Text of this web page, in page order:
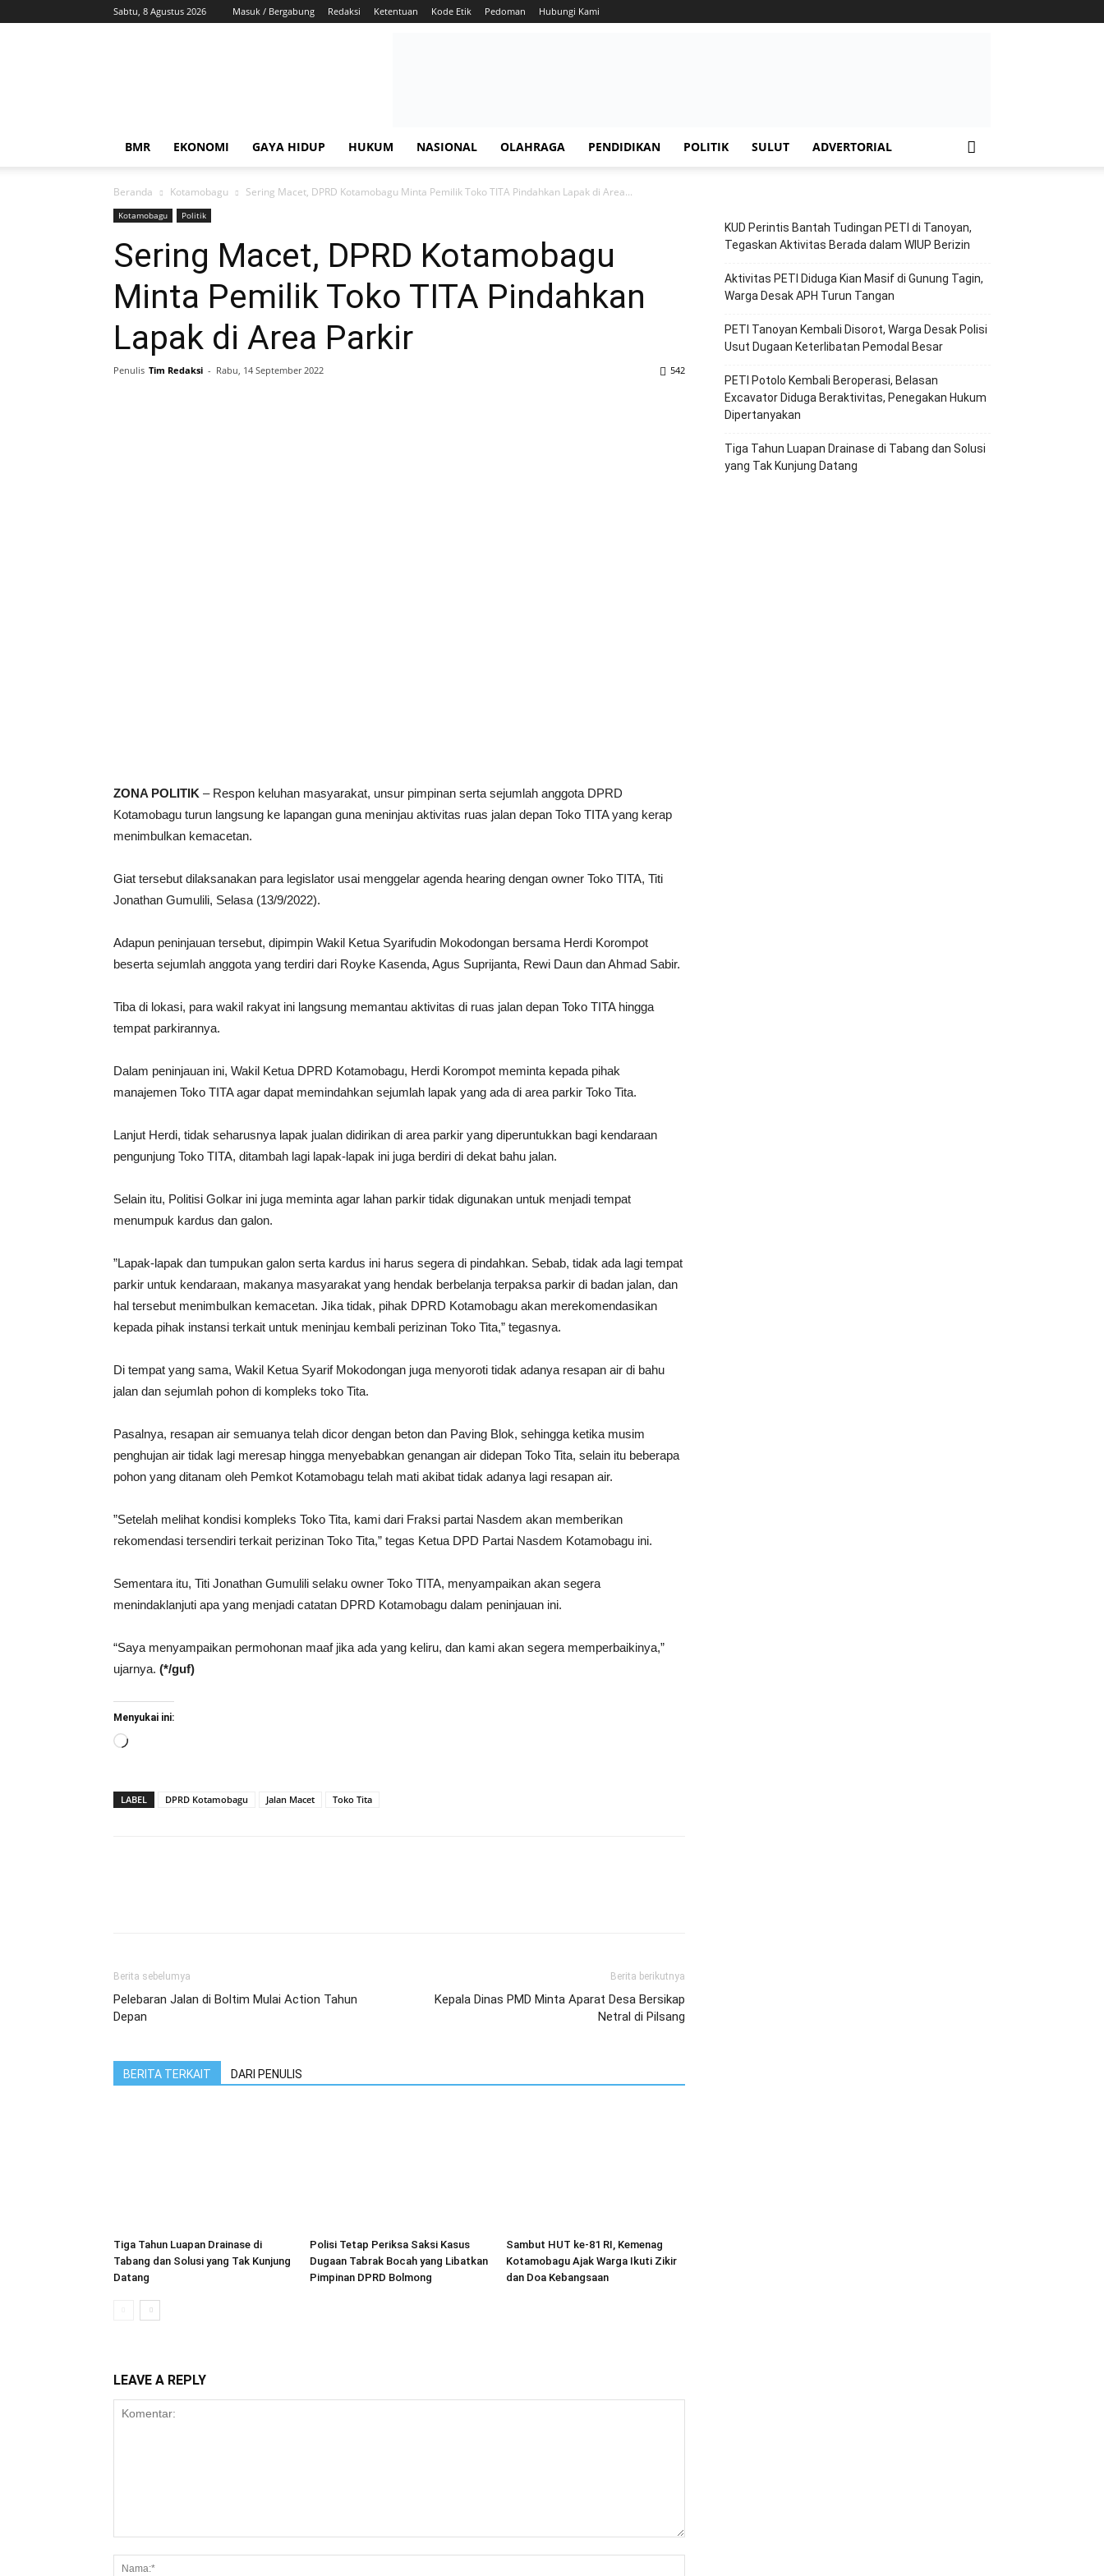
Sabtu, 8 Agustus 2026 Masuk / Bergabung Redaksi Ketentuan Kode Etik Pedoman Hubungi Kami
BMR EKONOMI GAYA HIDUP HUKUM NASIONAL OLAHRAGA PENDIDIKAN POLITIK SULUT ADVERTORIAL
Beranda Kotamobagu Sering Macet, DPRD Kotamobagu Minta Pemilik Toko TITA Pindahkan Lapak di Area...
Kotamobagu Politik
Sering Macet, DPRD Kotamobagu
Minta Pemilik Toko TITA Pindahkan
Lapak di Area Parkir
Penulis Tim Redaksi - Rabu, 14 September 2022 542
ZONA POLITIK – Respon keluhan masyarakat, unsur pimpinan serta sejumlah anggota DPRD
Kotamobagu turun langsung ke lapangan guna meninjau aktivitas ruas jalan depan Toko TITA yang kerap
menimbulkan kemacetan.
Giat tersebut dilaksanakan para legislator usai menggelar agenda hearing dengan owner Toko TITA, Titi
Jonathan Gumulili, Selasa (13/9/2022).
Adapun peninjauan tersebut, dipimpin Wakil Ketua Syarifudin Mokodongan bersama Herdi Korompot
beserta sejumlah anggota yang terdiri dari Royke Kasenda, Agus Suprijanta, Rewi Daun dan Ahmad Sabir.
Tiba di lokasi, para wakil rakyat ini langsung memantau aktivitas di ruas jalan depan Toko TITA hingga
tempat parkirannya.
Dalam peninjauan ini, Wakil Ketua DPRD Kotamobagu, Herdi Korompot meminta kepada pihak
manajemen Toko TITA agar dapat memindahkan sejumlah lapak yang ada di area parkir Toko Tita.
Lanjut Herdi, tidak seharusnya lapak jualan didirikan di area parkir yang diperuntukkan bagi kendaraan
pengunjung Toko TITA, ditambah lagi lapak-lapak ini juga berdiri di dekat bahu jalan.
Selain itu, Politisi Golkar ini juga meminta agar lahan parkir tidak digunakan untuk menjadi tempat
menumpuk kardus dan galon.
”Lapak-lapak dan tumpukan galon serta kardus ini harus segera di pindahkan. Sebab, tidak ada lagi tempat
parkir untuk kendaraan, makanya masyarakat yang hendak berbelanja terpaksa parkir di badan jalan, dan
hal tersebut menimbulkan kemacetan. Jika tidak, pihak DPRD Kotamobagu akan merekomendasikan
kepada pihak instansi terkait untuk meninjau kembali perizinan Toko Tita,” tegasnya.
Di tempat yang sama, Wakil Ketua Syarif Mokodongan juga menyoroti tidak adanya resapan air di bahu
jalan dan sejumlah pohon di kompleks toko Tita.
Pasalnya, resapan air semuanya telah dicor dengan beton dan Paving Blok, sehingga ketika musim
penghujan air tidak lagi meresap hingga menyebabkan genangan air didepan Toko Tita, selain itu beberapa
pohon yang ditanam oleh Pemkot Kotamobagu telah mati akibat tidak adanya lagi resapan air.
”Setelah melihat kondisi kompleks Toko Tita, kami dari Fraksi partai Nasdem akan memberikan
rekomendasi tersendiri terkait perizinan Toko Tita,” tegas Ketua DPD Partai Nasdem Kotamobagu ini.
Sementara itu, Titi Jonathan Gumulili selaku owner Toko TITA, menyampaikan akan segera
menindaklanjuti apa yang menjadi catatan DPRD Kotamobagu dalam peninjauan ini.
“Saya menyampaikan permohonan maaf jika ada yang keliru, dan kami akan segera memperbaikinya,”
ujarnya. (*/guf)
Menyukai ini:
Memuat...
LABEL DPRD Kotamobagu Jalan Macet Toko Tita
Berita sebelumya
Pelebaran Jalan di Boltim Mulai Action Tahun
Depan
Berita berikutnya
Kepala Dinas PMD Minta Aparat Desa Bersikap
Netral di Pilsang
BERITA TERKAIT DARI PENULIS
Tiga Tahun Luapan Drainase di
Tabang dan Solusi yang Tak Kunjung
Datang
Polisi Tetap Periksa Saksi Kasus
Dugaan Tabrak Bocah yang Libatkan
Pimpinan DPRD Bolmong
Sambut HUT ke-81 RI, Kemenag
Kotamobagu Ajak Warga Ikuti Zikir
dan Doa Kebangsaan
LEAVE A REPLY
KUD Perintis Bantah Tudingan PETI di Tanoyan,
Tegaskan Aktivitas Berada dalam WIUP Berizin
Aktivitas PETI Diduga Kian Masif di Gunung Tagin,
Warga Desak APH Turun Tangan
PETI Tanoyan Kembali Disorot, Warga Desak Polisi
Usut Dugaan Keterlibatan Pemodal Besar
PETI Potolo Kembali Beroperasi, Belasan
Excavator Diduga Beraktivitas, Penegakan Hukum
Dipertanyakan
Tiga Tahun Luapan Drainase di Tabang dan Solusi
yang Tak Kunjung Datang